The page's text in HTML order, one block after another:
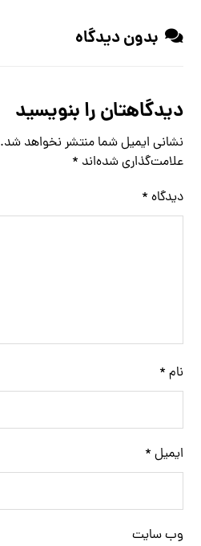
بدون دیدگاه
دیدگاهتان را بنویسید
نشانی ایمیل شما منتشر نخواهد شد.
علامت‌گذاری شده‌اند *
دیدگاه *
نام *
ایمیل *
وب‌ سایت